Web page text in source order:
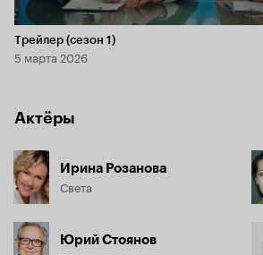
Длительность 24 сек
Трейлер (сезон 1)
5 марта 2026
Актёры
Ирина Розанова
Света
Юрий Стоянов